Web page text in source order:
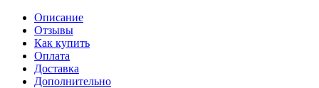
Описание
Отзывы
Как купить
Оплата
Доставка
Дополнительно